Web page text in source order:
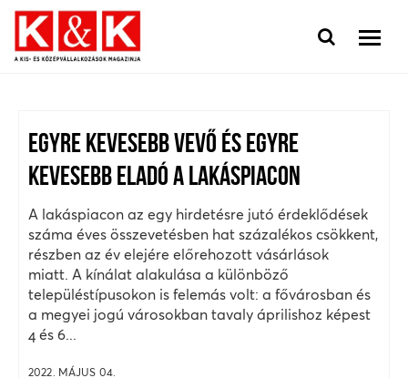
EGYRE KEVESEBB VEVŐ ÉS EGYRE
KEVESEBB ELADÓ A LAKÁSPIACON
A lakáspiacon az egy hirdetésre jutó érdeklődések
száma éves összevetésben hat százalékos csökkent,
részben az év elejére előrehozott vásárlások
miatt. A kínálat alakulása a különböző
településtípusokon is felemás volt: a fővárosban és
a megyei jogú városokban tavaly áprilishoz képest
4 és 6...
2022. MÁJUS 04.